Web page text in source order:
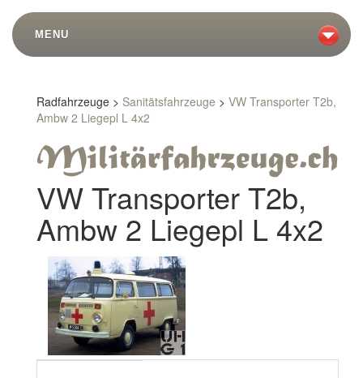
MENU
Radfahrzeuge > Sanitätsfahrzeuge > VW Transporter T2b,
Ambw 2 Liegepl L 4x2
VW Transporter T2b,
Ambw 2 Liegepl L 4x2